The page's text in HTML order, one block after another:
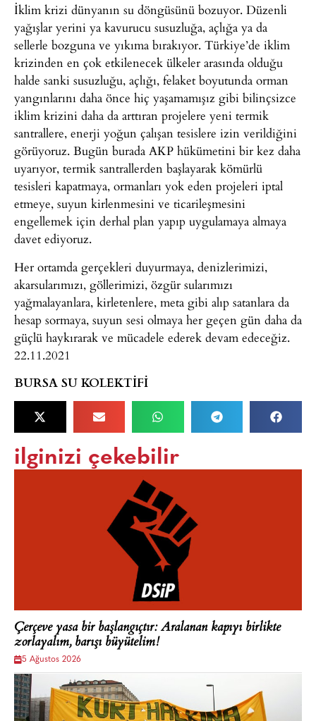
İklim krizi dünyanın su döngüsünü bozuyor. Düzenli
yağışlar yerini ya kavurucu susuzluğa, açlığa ya da
sellerle bozguna ve yıkıma bırakıyor. Türkiye’de iklim
krizinden en çok etkilenecek ülkeler arasında olduğu
halde sanki susuzluğu, açlığı, felaket boyutunda orman
yangınlarını daha önce hiç yaşamamışız gibi bilinçsizce
iklim krizini daha da arttıran projelere yeni termik
santrallere, enerji yoğun çalışan tesislere izin verildiğini
görüyoruz. Bugün burada AKP hükümetini bir kez daha
uyarıyor, termik santrallerden başlayarak kömürlü
tesisleri kapatmaya, ormanları yok eden projeleri iptal
etmeye, suyun kirlenmesini ve ticarileşmesini
engellemek için derhal plan yapıp uygulamaya almaya
davet ediyoruz.
Her ortamda gerçekleri duyurmaya, denizlerimizi,
akarsularımızı, göllerimizi, özgür sularımızı
yağmalayanlara, kirletenlere, meta gibi alıp satanlara da
hesap sormaya, suyun sesi olmaya her geçen gün daha da
güçlü haykırarak ve mücadele ederek devam edeceğiz.
22.11.2021
BURSA SU KOLEKTİFİ
ilginizi çekebilir
Çerçeve yasa bir başlangıçtır: Aralanan kapıyı birlikte
zorlayalım, barışı büyütelim!
5 Ağustos 2026